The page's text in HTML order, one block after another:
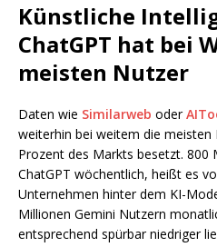
Künstliche
ChatGPT hat bei
meisten Nutzer
Daten wie Similarweb oder
weiterhin bei weitem die
Prozent des Markts besetzt. 800
ChatGPT wöchentlich, heißt es
Unternehmen hinter dem KI-
Millionen Gemini Nutzern
entsprechend spürbar niedriger